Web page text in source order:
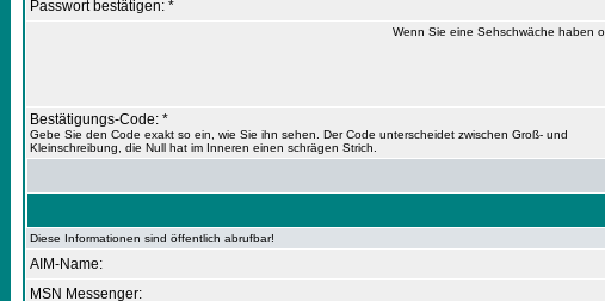
Passwort bestätigen: *
Wenn Sie eine Sehschwäche haben
Bestätigungs-Code: *
Gebe Sie den Code exakt so ein, wie Sie ihn sehen. Der Code unterscheidet zwischen Groß- und
Kleinschreibung, die Null hat im Inneren einen schrägen Strich.
Diese Informationen sind öffentlich abrufbar!
AIM-Name:
MSN Messenger: